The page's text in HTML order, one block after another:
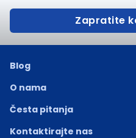
Zapratite
Blog
O nama
Česta pitanja
Kontaktirajte nas